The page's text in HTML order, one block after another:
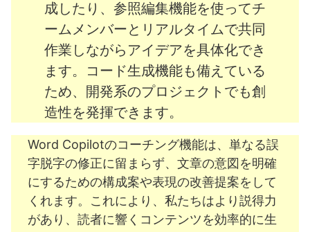
成したり、参照編集機能を使ってチ
ームメンバーとリアルタイムで共同
作業しながらアイデアを具体化でき
ます。コード生成機能も備えている
ため、開発系のプロジェクトでも創
造性を発揮できます。
Word Copilotのコーチング機能は、単なる誤
字脱字の修正に留まらず、文章の意図を明確
にするための構成案や表現の改善提案をして
くれます。これにより、私たちはより説得力
があり、読者に響くコンテンツを効率的に生